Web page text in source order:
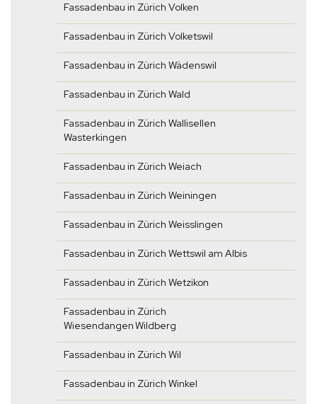
Fassadenbau in Zürich Volken
Fassadenbau in Zürich Volketswil
Fassadenbau in Zürich Wädenswil
Fassadenbau in Zürich Wald
Fassadenbau in Zürich Wallisellen
Wasterkingen
Fassadenbau in Zürich Weiach
Fassadenbau in Zürich Weiningen
Fassadenbau in Zürich Weisslingen
Fassadenbau in Zürich Wettswil am Albis
Fassadenbau in Zürich Wetzikon
Fassadenbau in Zürich
Wiesendangen Wildberg
Fassadenbau in Zürich Wil
Fassadenbau in Zürich Winkel